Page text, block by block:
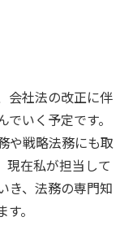
会社法の改正に伴
いく予定です。
や戦略法務にも取
現在私が担当して
き、法務の専門知
。